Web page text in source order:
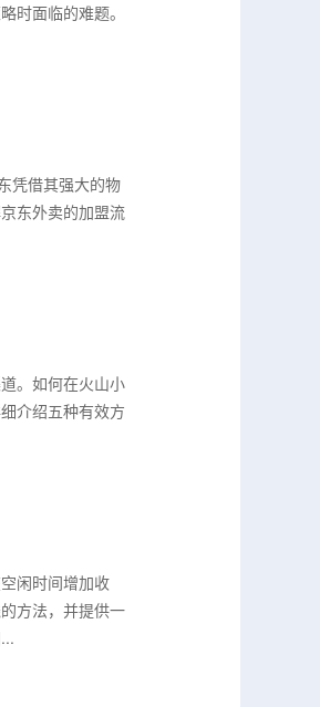
时面临的难题。
凭借其强大的物
东外卖的加盟流
。如何在火山小
介绍五种有效方
闲时间增加收
方法，并提供一